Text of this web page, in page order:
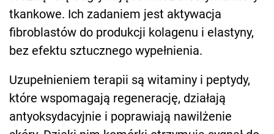
tkankowe. Ich zadaniem jest aktywacja
fibroblastów do produkcji kolagenu i elastyny,
bez efektu sztucznego wypełnienia.
Uzupełnieniem terapii są witaminy i peptydy,
które wspomagają regenerację, działają
antyoksydacyjnie i poprawiają nawilżenie